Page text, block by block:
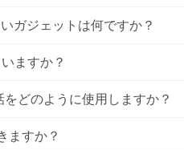
ガジェットは何ですか？
ますか？
どのように使用しますか？
ますか？